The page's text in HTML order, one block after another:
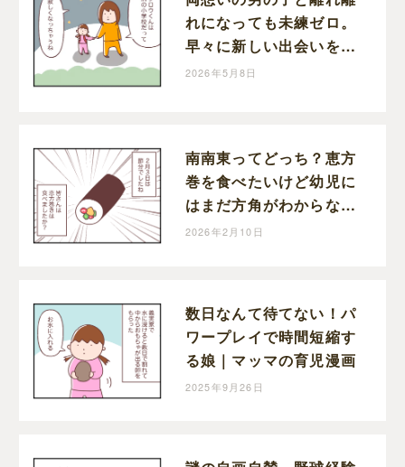
れになっても未練ゼロ。
早々に新しい出会いを待
つ切り替えの早い娘｜マ
2026年5月8日
南南東ってどっち？恵方
巻を食べたいけど幼児に
はまだ方角がわからない
｜マッマの育児漫画
2026年2月10日
数日なんて待てない！パ
ワープレイで時間短縮す
る娘｜マッマの育児漫画
2025年9月26日